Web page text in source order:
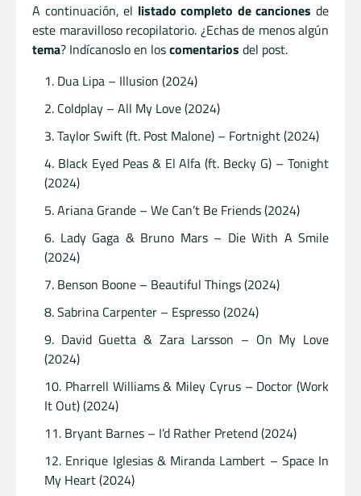
A continuación, el listado completo de canciones de
este maravilloso recopilatorio. ¿Echas de menos algún
tema? Indícanoslo en loscomentarios del post.
Dua Lipa – Illusion (2024)
Coldplay – All My Love (2024)
Taylor Swift (ft. Post Malone) – Fortnight (2024)
Black Eyed Peas & El Alfa (ft. Becky G) – Tonight
(2024)
Ariana Grande – We Can’t Be Friends (2024)
Lady Gaga & Bruno Mars – Die With A Smile
(2024)
Benson Boone – Beautiful Things (2024)
Sabrina Carpenter – Espresso (2024)
David Guetta & Zara Larsson – On My Love
(2024)
Pharrell Williams & Miley Cyrus – Doctor (Work
It Out) (2024)
Bryant Barnes – I’d Rather Pretend (2024)
Enrique Iglesias & Miranda Lambert – Space In
My Heart (2024)